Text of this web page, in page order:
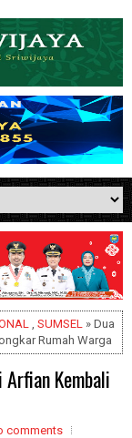
, SUMSEL » Dua
Rumah Warga
Kembali
comments